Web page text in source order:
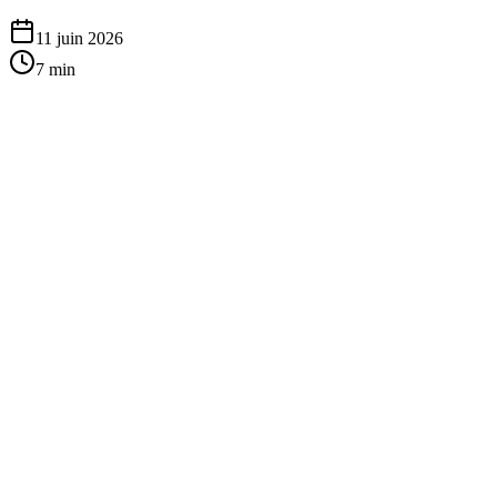
11 juin 2026
7 min